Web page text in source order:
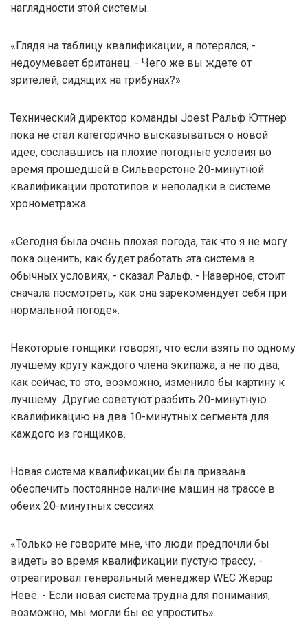
наглядности этой системы.
«Глядя на таблицу квалификации, я потерялся, -
недоумевает британец. - Чего же вы ждете от
зрителей, сидящих на трибунах?»
Технический директор команды Joest Ральф Юттнер
пока не стал категорично высказываться о новой
идее, сославшись на плохие погодные условия во
время прошедшей в Сильверстоне 20-минутной
квалификации прототипов и неполадки в системе
хронометража.
«Сегодня была очень плохая погода, так что я не могу
пока оценить, как будет работать эта система в
обычных условиях, - сказал Ральф. - Наверное, стоит
сначала посмотреть, как она зарекомендует себя при
нормальной погоде».
Некоторые гонщики говорят, что если взять по одному
лучшему кругу каждого члена экипажа, а не по два,
как сейчас, то это, возможно, изменило бы картину к
лучшему. Другие советуют разбить 20-минутную
квалификацию на два 10-минутных сегмента для
каждого из гонщиков.
Новая система квалификации была призвана
обеспечить постоянное наличие машин на трассе в
обеих 20-минутных сессиях.
«Только не говорите мне, что люди предпочли бы
видеть во время квалификации пустую трассу, -
отреагировал генеральный менеджер WEC Жерар
Невё. - Если новая система трудна для понимания,
возможно, мы могли бы ее упростить».